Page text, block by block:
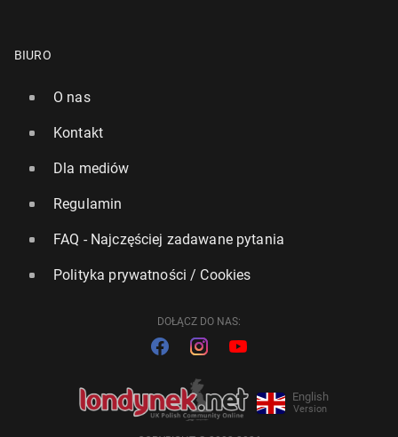
BIURO
O nas
Kontakt
Dla mediów
Regulamin
FAQ - Najczęściej zadawane pytania
Polityka prywatności / Cookies
DOŁĄCZ DO NAS:
English
Version